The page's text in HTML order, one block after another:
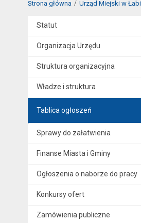
Strona główna Urząd Miejski w
Statut
Organizacja Urzędu
Struktura organizacyjna
Władze i struktura
Tablica ogłoszeń
Sprawy do załatwienia
Finanse Miasta i Gminy
Ogłoszenia o naborze do pracy
Konkursy ofert
Zamówienia publiczne